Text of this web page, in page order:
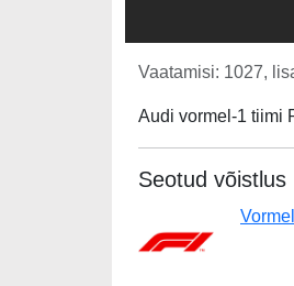
Vaatamisi: 1027,
Audi vormel-1 tiimi
Seotud võistlus